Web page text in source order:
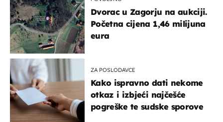
Dvorac u Zagorju na aukciji.
Početna cijena 1,46 milijuna
eura
ZA POSLODAVCE
Kako ispravno dati nekome
otkaz i izbjeći najčešće
pogreške te sudske sporove